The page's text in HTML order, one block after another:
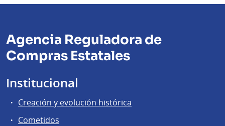
Agencia Reguladora de
Compras Estatales
Institucional
Creación y evolución histórica
Cometidos